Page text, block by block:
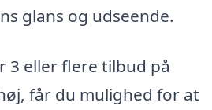
glans og udseende.
3 eller flere tilbud på
får du mulighed for at